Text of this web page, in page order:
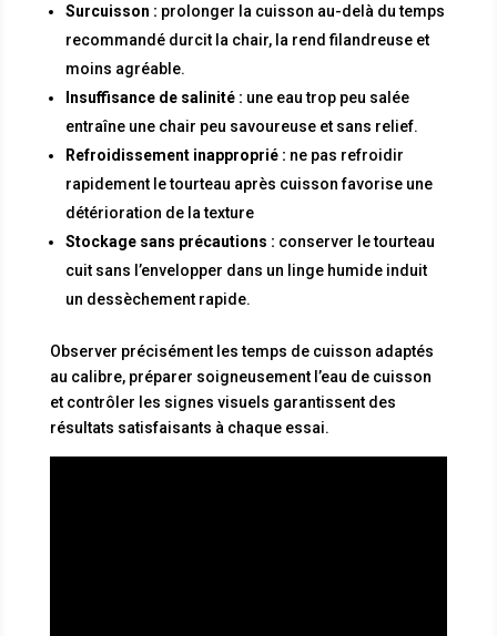
Surcuisson : prolonger la cuisson au-delà du temps
recommandé durcit la chair, la rend filandreuse et
moins agréable.
Insuffisance de salinité : une eau trop peu salée
entraîne une chair peu savoureuse et sans relief.
Refroidissement inapproprié : ne pas refroidir
rapidement le tourteau après cuisson favorise une
détérioration de la texture
Stockage sans précautions : conserver le tourteau
cuit sans l’envelopper dans un linge humide induit
un dessèchement rapide.
Observer précisément les temps de cuisson adaptés
au calibre, préparer soigneusement l’eau de cuisson
et contrôler les signes visuels garantissent des
résultats satisfaisants à chaque essai.